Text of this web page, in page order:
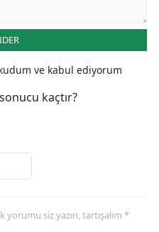
ve kabul ediyorum
kaçtır?
siz yazın, tartışalım *